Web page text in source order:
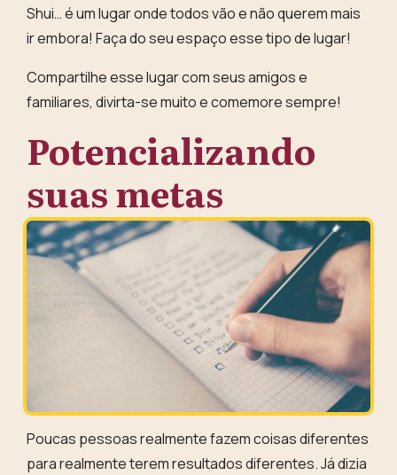
Shui… é um lugar onde todos vão e não querem mais
ir embora! Faça do seu espaço esse tipo de lugar!
Compartilhe esse lugar com seus amigos e
familiares, divirta-se muito e comemore sempre!
Potencializando
suas metas
Poucas pessoas realmente fazem coisas diferentes
para realmente terem resultados diferentes. Já dizia